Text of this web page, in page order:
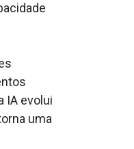
IA evolui
uma